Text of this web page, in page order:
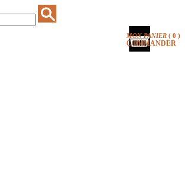
MON PANIER ( 0 )
COMMANDER